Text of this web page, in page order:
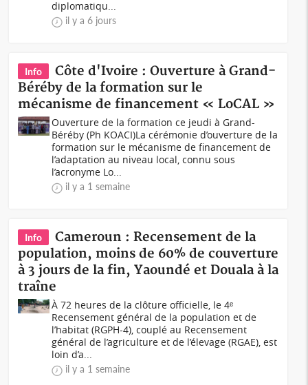
diplomatiqu...
il y a 6 jours
Info
Côte d'Ivoire : Ouverture à Grand-
Béréby de la formation sur le
mécanisme de financement « LoCAL »
Ouverture de la formation ce jeudi à Grand-
Béréby (Ph KOACI)La cérémonie d’ouverture de la
formation sur le mécanisme de financement de
l’adaptation au niveau local, connu sous
l’acronyme Lo...
il y a 1 semaine
Info
Cameroun : Recensement de la
population, moins de 60% de couverture
à 3 jours de la fin, Yaoundé et Douala à la
traîne
À 72 heures de la clôture officielle, le 4ᵉ
Recensement général de la population et de
l’habitat (RGPH-4), couplé au Recensement
général de l’agriculture et de l’élevage (RGAE), est
loin d’a...
il y a 1 semaine